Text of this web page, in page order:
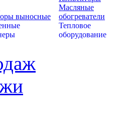
выносные
Масляные
обогреватели
Тепловое
оборудование